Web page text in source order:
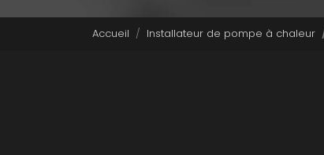
Accueil Installateur de pompe à chaleur